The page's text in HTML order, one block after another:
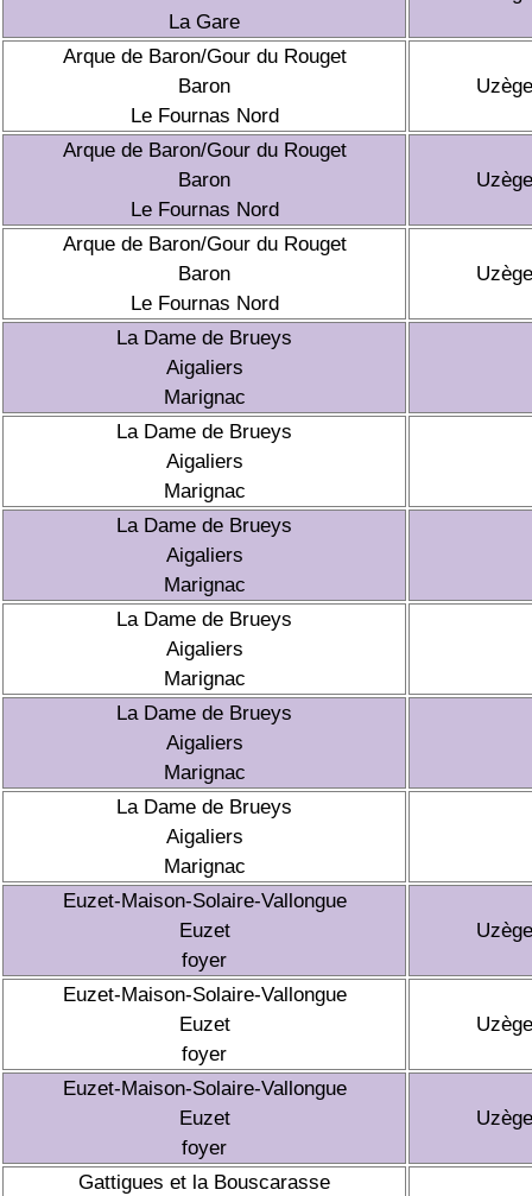
La Gare
Arque de Baron/Gour du Rouget
Baron
Le Fournas Nord
Uzège
Arque de Baron/Gour du Rouget
Baron
Le Fournas Nord
Uzège
Arque de Baron/Gour du Rouget
Baron
Le Fournas Nord
Uzège
La Dame de Brueys
Aigaliers
Marignac
La Dame de Brueys
Aigaliers
Marignac
La Dame de Brueys
Aigaliers
Marignac
La Dame de Brueys
Aigaliers
Marignac
La Dame de Brueys
Aigaliers
Marignac
La Dame de Brueys
Aigaliers
Marignac
Euzet-Maison-Solaire-Vallongue
Euzet
foyer
Uzège
Euzet-Maison-Solaire-Vallongue
Euzet
foyer
Uzège
Euzet-Maison-Solaire-Vallongue
Euzet
foyer
Uzège
Gattigues et la Bouscarasse